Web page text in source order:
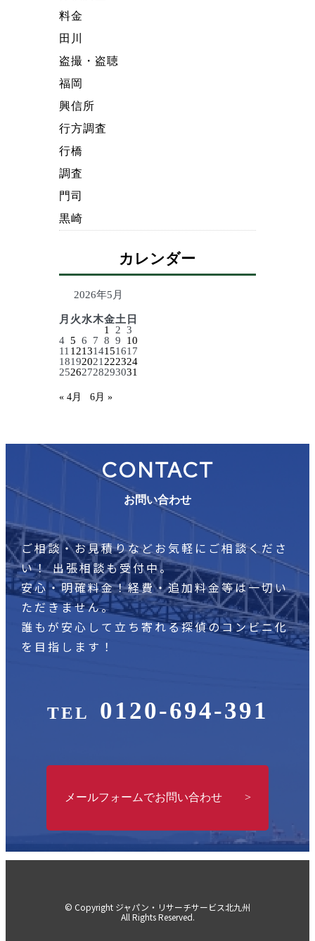
料金
田川
盗撮・盗聴
福岡
興信所
行方調査
行橋
調査
門司
黒崎
カレンダー
2026年5月
月 火水木金土 日
1
2 3
4 5 6 7 8 9
10
11 121314151617
18192021 222324
25262728293031
« 4月 6月 »
CONTACT
お問い合わせ
ご相談・お見積りなどお気軽にご相談くださ
い！出張相談も受付中。
安心・明確料金！経費・追加料金等は一切い
ただきません。
誰もが安心して立ち寄れる探偵のコンビニ化
を目指します！
TEL 0120-694-391
メールフォームでお問い合わせ >
© Copyright ジャパン・リサーチサービス北九州
All Rights Reserved.